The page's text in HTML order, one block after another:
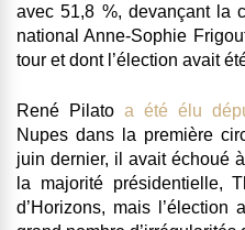
avec 51,8 %, devançant la
national Anne-Sophie
tour et dont l’élection avait
René Pilato a été élu
Nupes dans la première
juin dernier, il avait échoué
la majorité présidentielle,
d’Horizons, mais l’élection